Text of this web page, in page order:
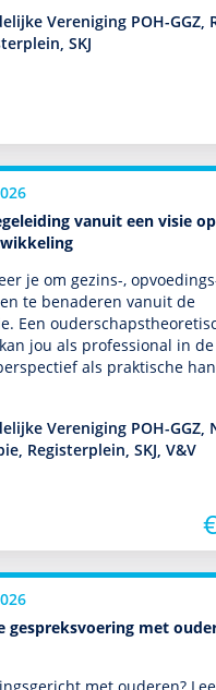
Vereniging POH-GGZ,
SKJ
vanuit een visie op
je om gezins-,
te benaderen vanuit de
Een
jou als professional in de
als prak­tische
Vereniging POH-GGZ,
Registerplein, SKJ, V&V
gespreksvoering met